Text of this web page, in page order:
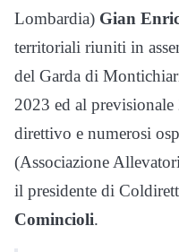
Lombardia) Gian
territoriali riuniti in
del Garda di
2023 ed al
direttivo e numerosi
(Associazione
il presidente di
Comincioli.